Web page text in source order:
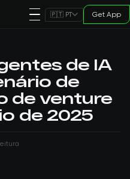
🇵🇹 PT Get App
de IA
de
de venture
de 2025